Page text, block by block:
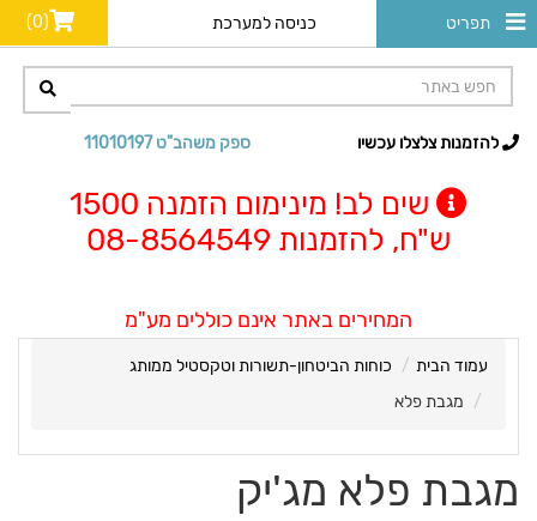
תפריט כניסה למערכת (0)
ספק משהב"ט 11010197 להזמנות צלצלו עכשיו
שים לב! מינימום הזמנה 1500
ש"ח, להזמנות 08-8564549
המחירים באתר אינם כוללים מע"מ
עמוד הבית
כוחות הביטחון-תשורות וטקסטיל ממותג
מגבת פלא
מגבת פלא מג'יק